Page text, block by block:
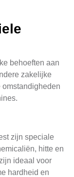
behoeften aan
zakelijke
omstandigheden
zijn speciale
hitte en
ideaal voor
hardheid en